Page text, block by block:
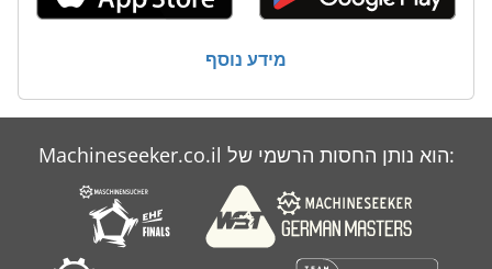
היידלברג
מכתב
מידע נוסף
Machineseeker.co.il הוא נותן החסות הרשמי של: